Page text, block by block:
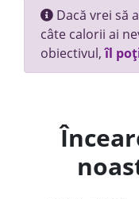
Dacă vrei să
câte calorii ai
obiectivul,îl